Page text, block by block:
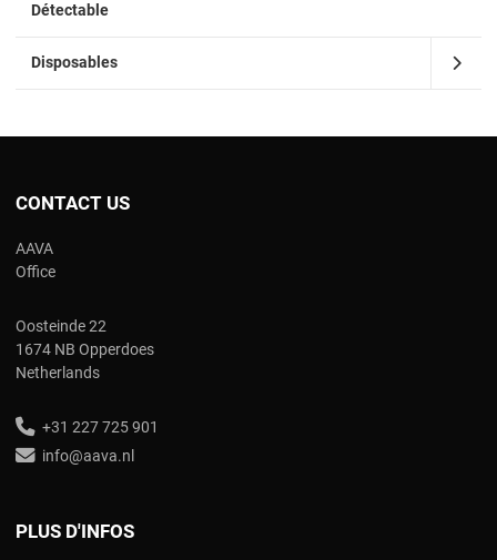
Détectable
Disposables
CONTACT US
AAVA
Office
Oosteinde 22
1674 NB Opperdoes
Netherlands
+31 227 725 901
info@aava.nl
PLUS D'INFOS